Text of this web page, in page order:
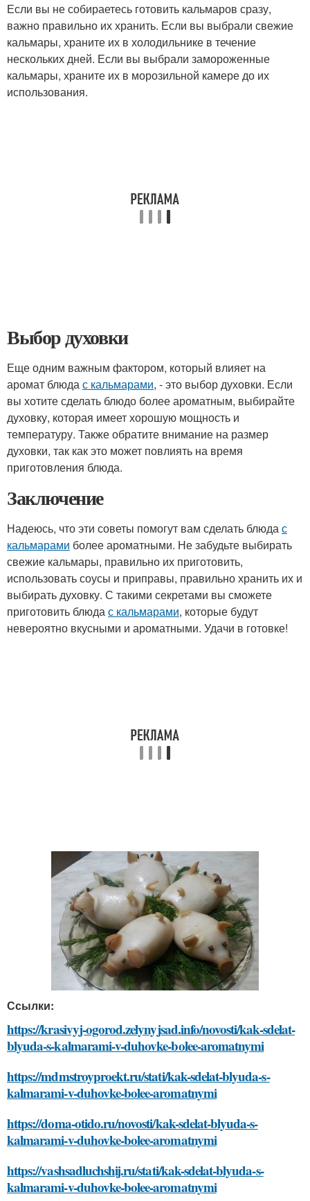
Если вы не собираетесь готовить кальмаров сразу,
важно правильно их хранить. Если вы выбрали свежие
кальмары, храните их в холодильнике в течение
нескольких дней. Если вы выбрали замороженные
кальмары, храните их в морозильной камере до их
использования.
Выбор духовки
Еще одним важным фактором, который влияет на
аромат блюдас кальмарами, - это выбор духовки. Если
вы хотите сделать блюдо более ароматным, выбирайте
духовку, которая имеет хорошую мощность и
температуру. Также обратите внимание на размер
духовки, так как это может повлиять на время
приготовления блюда.
Заключение
Надеюсь, что эти советы помогут вам сделать блюдас
кальмарами более ароматными. Не забудьте выбирать
свежие кальмары, правильно их приготовить,
использовать соусы и приправы, правильно хранить их и
выбирать духовку. С такими секретами вы сможете
приготовить блюдас кальмарами, которые будут
невероятно вкусными и ароматными. Удачи в готовке!
Ссылки:
https://krasivyj-ogorod.zelynyjsad.info/novosti/kak-sdelat-
blyuda-s-kalmarami-v-duhovke-bolee-aromatnymi
https://mdmstroyproekt.ru/stati/kak-sdelat-blyuda-s-
kalmarami-v-duhovke-bolee-aromatnymi
https://doma-otido.ru/novosti/kak-sdelat-blyuda-s-
kalmarami-v-duhovke-bolee-aromatnymi
https://vashsadluchshij.ru/stati/kak-sdelat-blyuda-s-
kalmarami-v-duhovke-bolee-aromatnymi